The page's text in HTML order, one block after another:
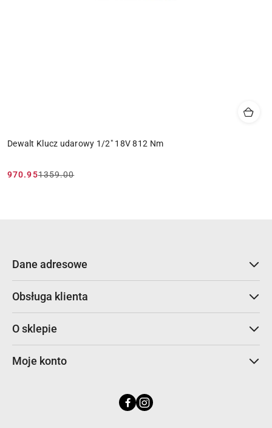
Dewalt Klucz udarowy 1/2" 18V 812 Nm
Cena
970.95
Cena
1359.00
Dane adresowe
Obsługa klienta
O sklepie
Moje konto